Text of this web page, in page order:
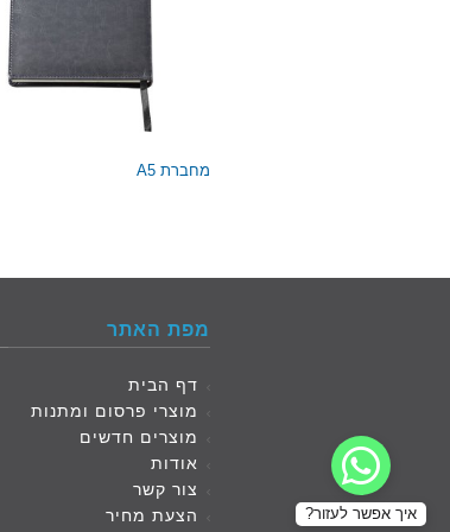
מחברת A5
מפת האתר
דף הבית
מוצרי פרסום ומתנות
מוצרים חדשים
אודות
צור קשר
הצעת מחיר
איך אפשר לעזור?